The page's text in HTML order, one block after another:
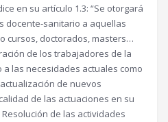
en su artículo 1.3: “Se otorgará
docente-sanitario a aquellas
cursos, doctorados, masters…
de los trabajadores de la
las necesidades actuales como
de nuevos
de las actuaciones en su
de las actividades